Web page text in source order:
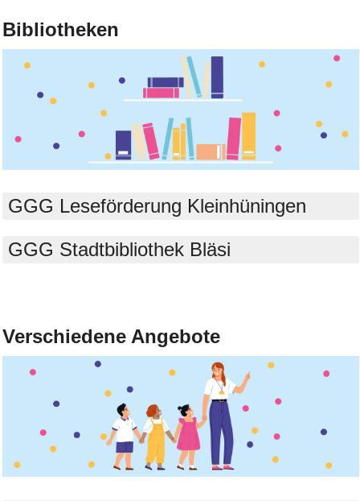
Bibliotheken
GGG Leseförderung Kleinhüningen
GGG Stadtbibliothek Bläsi
Verschiedene Angebote